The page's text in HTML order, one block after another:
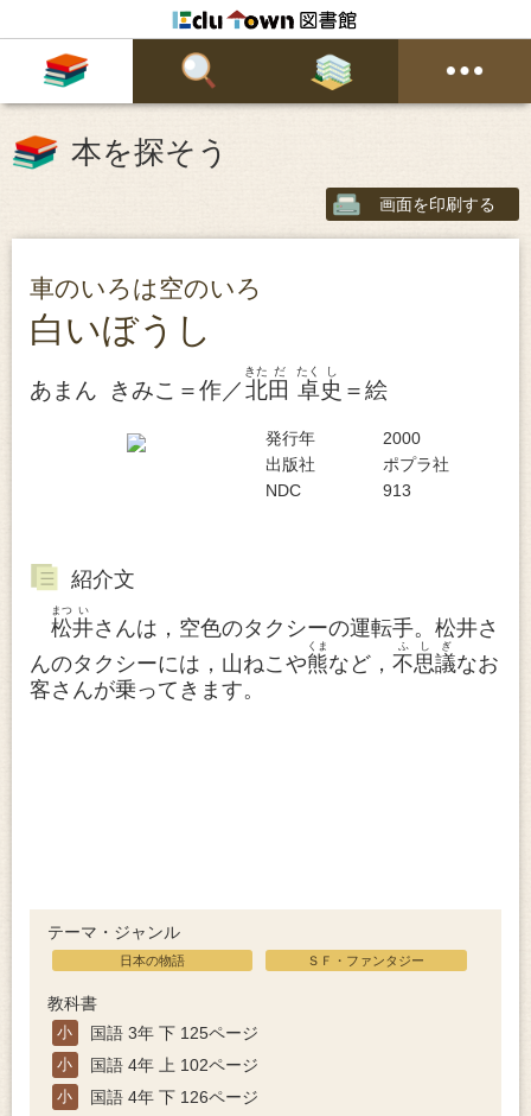
本を探そう
画面を印刷する
車のいろは空のいろ
白いぼうし
あまん きみこ＝作／北
きた
田
だ
卓
たく
史
し
＝絵
発行年
2000
出版社
ポプラ社
NDC
913
紹介文
松
まつ
井
い
さんは，空色のタクシーの運転手。松井さ
んのタクシーには，山ねこや熊
くま
など， 不
ふ
思
し
議
ぎ
なお
客さんが乗ってきます。
テーマ・ジャンル
日本の物語 ＳＦ・ファンタジー
教科書
小 国語 3年 下 125ページ
小 国語 4年 上 102ページ
小 国語 4年 下 126ページ